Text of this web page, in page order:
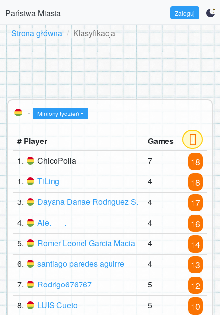
Państwa Miasta Zaloguj
Strona główna Klasyfikacja
- Miniony tydzień
# Player
Games
1.
ChicoPolla 7 18
1. TiLing 4 18
3. Dayana Danae Rodriguez S. 4 17
4. Ale.___. 4 16
5. Romer Leonel Garcia Macia 4 14
6. santiago paredes aguirre 4 13
7. Rodrigo676767 5 12
8. LUIS Cueto 5 10